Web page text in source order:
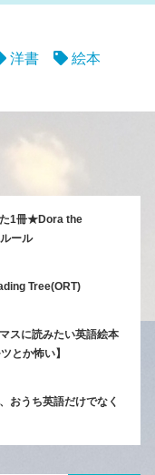
洋書 絵本
た1冊★Dora the
ール
Tree(ORT)
スに読みたい英語絵本
とか怖い】
おうち英語だけでなく